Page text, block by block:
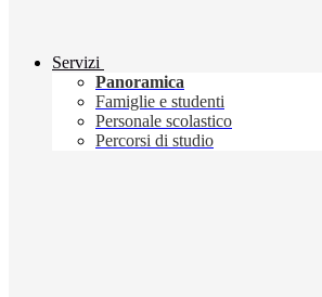
Servizi
Panoramica
Famiglie e studenti
Personale scolastico
Percorsi di studio